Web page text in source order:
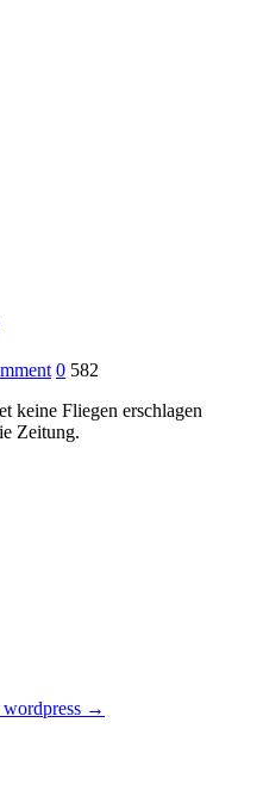
on
weisheit
des
0 582
keine Fliegen erschlagen
Zeitung.
wordpress →